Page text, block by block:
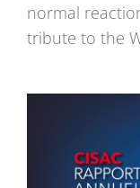
normal
tribute to the